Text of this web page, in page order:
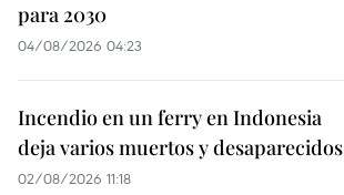
para 2030
04/08/2026 04:23
Incendio en un ferry en Indonesia
deja varios muertos y desaparecidos
02/08/2026 11:18